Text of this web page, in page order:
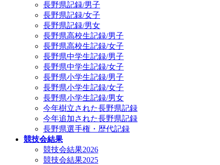
長野県記録/男子
長野県記録/女子
長野県記録/男女
長野県高校生記録/男子
長野県高校生記録/女子
長野県中学生記録/男子
長野県中学生記録/女子
長野県小学生記録/男子
長野県小学生記録/女子
長野県小学生記録/男女
今年樹立された長野県記録
今年追加された長野県記録
長野県選手権・歴代記録
競技会結果
競技会結果2026
競技会結果2025